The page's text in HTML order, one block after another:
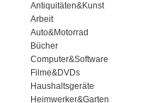
Antiquitäten&Kunst
Arbeit
Auto&Motorrad
Bücher
Computer&Software
Filme&DVDs
Haushaltsgeräte
Heimwerker&Garten